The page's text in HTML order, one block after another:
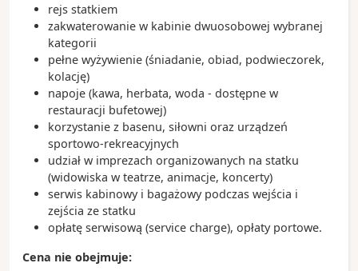
rejs statkiem
zakwaterowanie w kabinie dwuosobowej wybranej
kategorii
pełne wyżywienie (śniadanie, obiad, podwieczorek,
kolację)
napoje (kawa, herbata, woda - dostępne w
restauracji bufetowej)
korzystanie z basenu, siłowni oraz urządzeń
sportowo-rekreacyjnych
udział w imprezach organizowanych na statku
(widowiska w teatrze, animacje, koncerty)
serwis kabinowy i bagażowy podczas wejścia i
zejścia ze statku
opłatę serwisową (service charge), opłaty portowe.
Cena nie obejmuje: